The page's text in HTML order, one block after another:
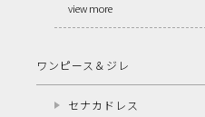
view more
ワンピース＆ジレ
セナカドレス